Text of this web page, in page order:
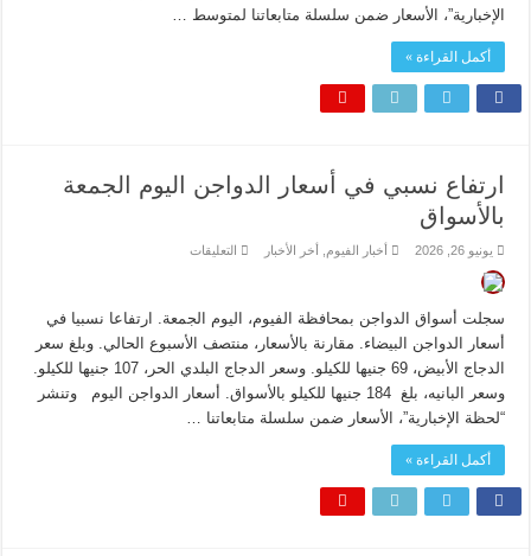
الإخبارية”، الأسعار ضمن سلسلة متابعاتنا لمتوسط …
أكمل القراءة »
ارتفاع نسبي في أسعار الدواجن اليوم الجمعة
بالأسواق
يونيو 26, 2026 أخبار الفيوم أخر الأخبار التعليقاتعلى
الدواجن
اليوم
الجمعة
بالأسواق
مغلقة
سجلت أسواق الدواجن بمحافظة الفيوم، اليوم الجمعة. ارتفاعا نسبيا في
أسعار الدواجن البيضاء. مقارنة بالأسعار، منتصف الأسبوع الحالي. وبلغ سعر
الدجاج الأبيض، 69 جنيها للكيلو. وسعر الدجاج البلدي الحر، 107 جنيها للكيلو.
وسعر البانيه، بلغ 184 جنيها للكيلو بالأسواق. أسعار الدواجن اليوم وتنشر
“لحظة الإخبارية”، الأسعار ضمن سلسلة متابعاتنا …
أكمل القراءة »